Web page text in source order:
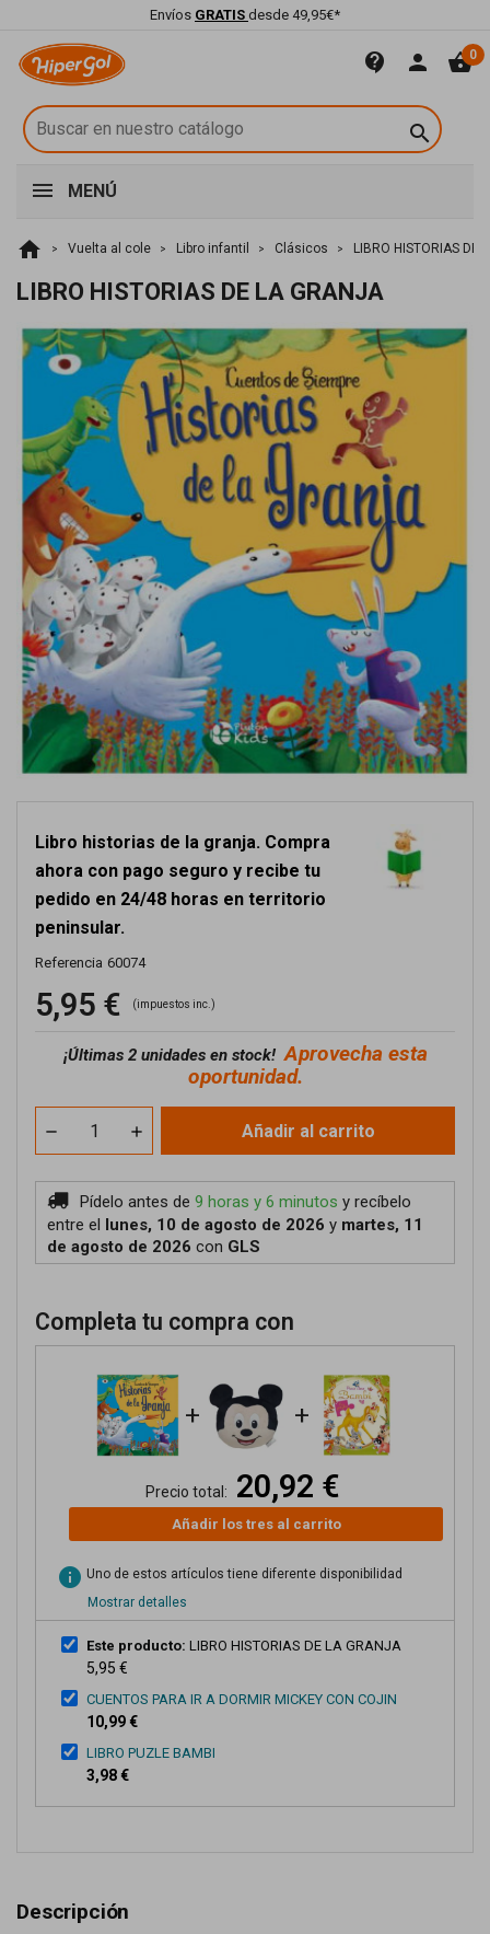
Envíos GRATIS desde 49,95€*
contact_support person shopping_basket0

MENÚ
home Vuelta al cole Libro infantil Clásicos LIBRO HISTORIAS DE
LIBRO HISTORIAS DE LA GRANJA
Libro historias de la granja. Compra
ahora con pago seguro y recibe tu
pedido en 24/48 horas en territorio
peninsular.
Referencia 60074
5,95 € (impuestos inc.)
¡Últimas 2 unidades en stock!Aprovecha esta
oportunidad.
Añadir al carrito
Pídelo antes de 9 horas y 6 minutos y recíbelo
entre el lunes, 10 de agosto de 2026 y martes, 11
de agosto de 2026 con GLS
Completa tu compra con
+ +
Precio total: 20,92 €
Añadir los tres al carrito
info Uno de estos artículos tiene diferente disponibilidad
Mostrar detalles
Este producto: LIBRO HISTORIAS DE LA GRANJA
5,95 €
CUENTOS PARA IR A DORMIR MICKEY CON COJIN
10,99 €
LIBRO PUZLE BAMBI
3,98 €
Descripción